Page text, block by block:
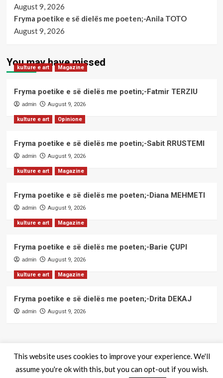
August 9, 2026
Fryma poetike e së dielës me poeten;-Anila TOTO
August 9, 2026
You may have missed
kulture e art Magazine
Fryma poetike e së dielës me poetin;-Fatmir TERZIU
admin August 9, 2026
kulture e art Opinione
Fryma poetike e së dielës me poetin;-Sabit RRUSTEMI
admin August 9, 2026
kulture e art Magazine
Fryma poetike e së dielës me poeten;-Diana MEHMETI
admin August 9, 2026
kulture e art Magazine
Fryma poetike e së dielës me poeten;-Barie ÇUPI
admin August 9, 2026
kulture e art Magazine
Fryma poetike e së dielës me poeten;-Drita DEKAJ
admin August 9, 2026
QendraPRESS - Te drejtat e rezervuara|CoverNewsby AF
This website uses cookies to improve your experience. We'll
assume you're ok with this, but you can opt-out if you wish.